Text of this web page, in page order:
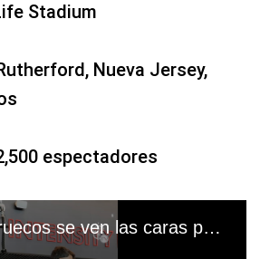
Stadium
Nueva Jersey,
espectadores
Brasil vs. Marruecos se ven las caras por la Copa del Mundo. (Video: CBF)